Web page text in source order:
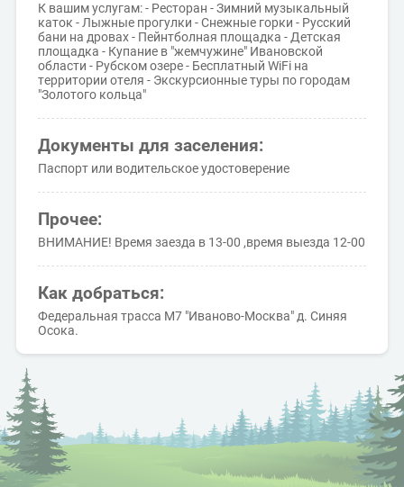
К вашим услугам: - Ресторан - Зимний музыкальный
каток - Лыжные прогулки - Снежные горки - Русский
бани на дровах - Пейнтболная площадка - Детская
площадка - Купание в "жемчужине" Ивановской
области - Рубском озере - Бесплатный WiFi на
территории отеля - Экскурсионные туры по городам
"Золотого кольца"
Документы для заселения:
Паспорт или водительское удостоверение
Прочее:
ВНИМАНИЕ! Время заезда в 13-00 ,время выезда 12-00
Как добраться:
Федеральная трасса М7 "Иваново-Москва" д. Синяя
Осока.